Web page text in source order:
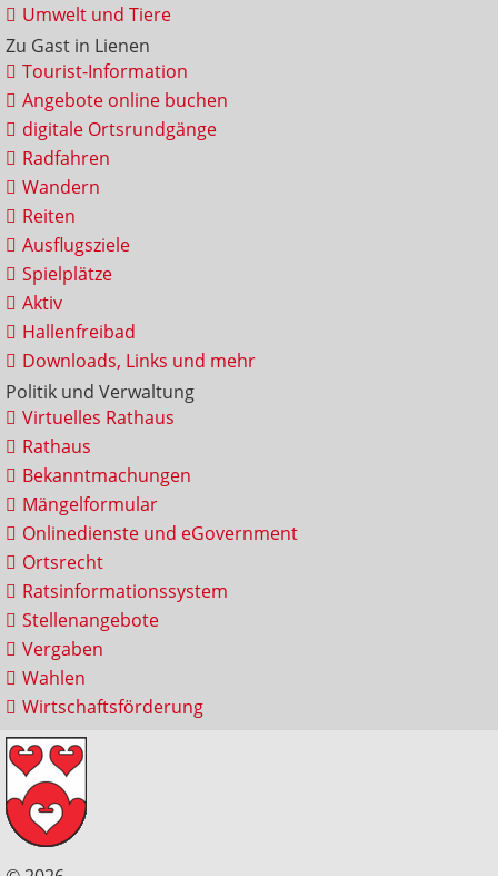
Umwelt und Tiere
Zu Gast in Lienen
Tourist-Information
Angebote online buchen
digitale Ortsrundgänge
Radfahren
Wandern
Reiten
Ausflugsziele
Spielplätze
Aktiv
Hallenfreibad
Downloads, Links und mehr
Politik und Verwaltung
Virtuelles Rathaus
Rathaus
Bekanntmachungen
Mängelformular
Onlinedienste und eGovernment
Ortsrecht
Ratsinformationssystem
Stellenangebote
Vergaben
Wahlen
Wirtschaftsförderung